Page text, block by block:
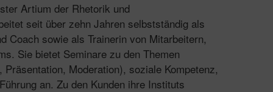
Artium der Rhetorik und
seit über zehn Jahren selbstständig als
Coach sowie als Trainerin von Mitarbeitern,
Sie bietet Seminare zu den Themen
Moderation), soziale Kompetenz,
an. Zu den Kunden ihre Instituts